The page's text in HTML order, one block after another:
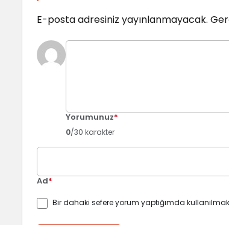
E-posta adresiniz yayınlanmayacak.
Yorumunuz*
0/30 karakter
Ad*
Bir dahaki sefere yorum yaptığımda